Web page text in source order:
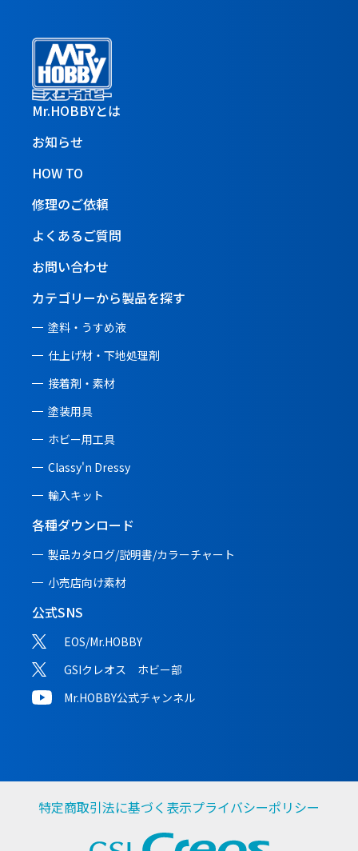
Mr.HOBBYとは
お知らせ
HOW TO
修理のご依頼
よくあるご質問
お問い合わせ
カテゴリーから製品を探す
塗料・うすめ液
仕上げ材・下地処理剤
接着剤・素材
塗装用具
ホビー用工具
Classy'n Dressy
輸入キット
各種ダウンロード
製品カタログ/説明書/カラーチャート
小売店向け素材
公式SNS
EOS/Mr.HOBBY
GSIクレオス ホビー部
Mr.HOBBY公式チャンネル
特定商取引法に基づく表示プライバシーポリシー